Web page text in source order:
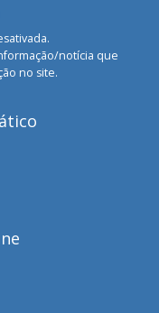
notícia que
no site.